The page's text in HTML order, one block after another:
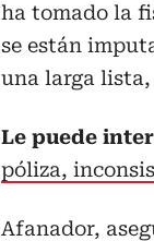
ha tomado la
se están
una larga
Le puede
póliza,
Afanador,